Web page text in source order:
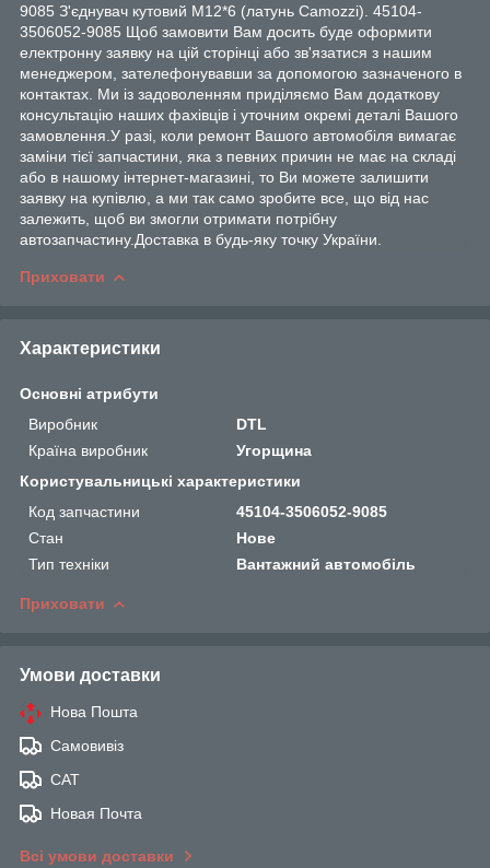
9085 З'єднувач кутовий М12*6 (латунь Camozzi). 45104-
3506052-9085 Щоб замовити Вам досить буде оформити
електронну заявку на цій сторінці або зв'язатися з нашим
менеджером, зателефонувавши за допомогою зазначеного в
контактах. Ми із задоволенням приділяємо Вам додаткову
консультацію наших фахівців і уточним окремі деталі Вашого
замовлення.У разі, коли ремонт Вашого автомобіля вимагає
заміни тієї запчастини, яка з певних причин не має на складі
або в нашому інтернет-магазині, то Ви можете залишити
заявку на купівлю, а ми так само зробите все, що від нас
залежить, щоб ви змогли отримати потрібну
автозапчастину.Доставка в будь-яку точку України.
Приховати
Характеристики
Основні атрибути
Виробник
DTL
Країна виробник
Угорщина
Користувальницькі характеристики
Код запчастини
45104-3506052-9085
Стан
Нове
Тип техніки
Вантажний автомобіль
Приховати
Умови доставки
Нова Пошта
Самовивіз
САТ
Новая Почта
Всі умови доставки